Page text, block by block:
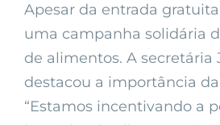
Apesar da entrada
uma campanha solidária
de alimentos. A secretária
destacou a importância
“Estamos incentivando a